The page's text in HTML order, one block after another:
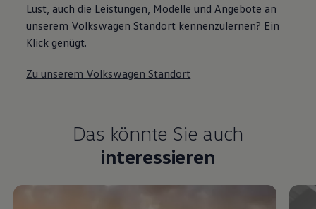
Lust, auch die Leistungen, Modelle und Angebote an
unserem Volkswagen Standort kennenzulernen? Ein
Klick genügt.
Zu unserem Volkswagen Standort
Das könnte Sie auch
interessieren